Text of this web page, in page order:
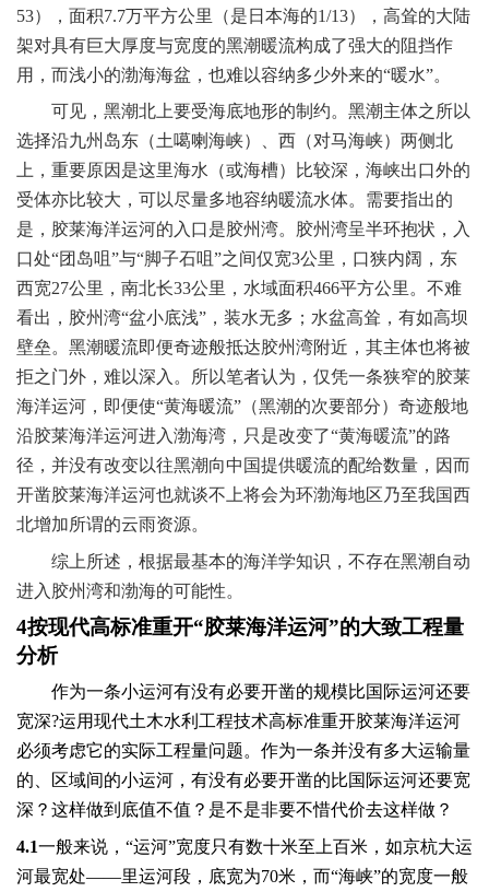
53），面积7.7万平方公里（是日本海的1/13），高耸的大陆
架对具有巨大厚度与宽度的黑潮暖流构成了强大的阻挡作
用，而浅小的渤海海盆，也难以容纳多少外来的“暖水”。
可见，黑潮北上要受海底地形的制约。黑潮主体之所以
选择沿九州岛东（土噶喇海峡）、西（对马海峡）两侧北
上，重要原因是这里海水（或海槽）比较深，海峡出口外的
受体亦比较大，可以尽量多地容纳暖流水体。需要指出的
是，胶莱海洋运河的入口是胶州湾。胶州湾呈半环抱状，入
口处“团岛咀”与“脚子石咀”之间仅宽3公里 ，口狭内阔，东
西宽27公里 ，南北长33公里 ，水域面积466平方公里。不难
看出，胶州湾“盆小底浅”，装水无多；水盆高耸，有如高坝
壁垒。黑潮暖流即便奇迹般抵达胶州湾附近，其主体也将被
拒之门外，难以深入。所以笔者认为，仅凭一条狭窄的胶莱
海洋运河，即便使“黄海暖流”（黑潮的次要部分）奇迹般地
沿胶莱海洋运河进入渤海湾，只是改变了“黄海暖流”的路
径，并没有改变以往黑潮向中国提供暖流的配给数量，因而
开凿胶莱海洋运河也就谈不上将会为环渤海地区乃至我国西
北增加所谓的云雨资源。
综上所述，根据最基本的海洋学知识，不存在黑潮自动
进入胶州湾和渤海的可能性。
4按现代高标准重开“胶莱海洋运河”的大致工程量
分析
作为一条小运河有没有必要开凿的规模比国际运河还要
宽深?运用现代土木水利工程技术高标准重开胶莱海洋运河
必须考虑它的实际工程量问题。作为一条并没有多大运输量
的、区域间的小运河，有没有必要开凿的比国际运河还要宽
深？这样做到底值不值？是不是非要不惜代价去这样做？
4.1一般来说，“运河”宽度只有数十米至上百米，如京杭大运
河最宽处——里运河段，底宽为70米 ，而“海峡”的宽度一般